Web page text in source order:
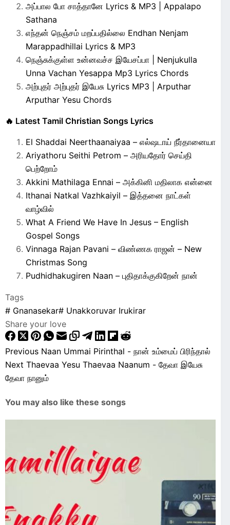
அப்பால போ சாத்தானே Lyrics & MP3 | Appalapo
Sathana
எந்தன் நெஞ்சம் மறப்பதில்லை Endhan Nenjam
Marappadhillai Lyrics & MP3
நெஞ்சுக்குள்ள உன்னவச்ச இயேசப்பா | Nenjukulla
Unna Vachan Yesappa Mp3 Lyrics Chords
அற்புதர் அற்புதர் இயேசு Lyrics MP3 | Arputhar
Arputhar Yesu Chords
🔥 Latest Tamil Christian Songs Lyrics
El Shaddai Neerthaanaiyaa – எல்ஷடாய் நீர்தானையா
Ariyathoru Seithi Petrom – அரியதோர் செய்தி
பெற்றோம்
Akkini Mathilaga Ennai – அக்கினி மதிலாக என்னை
Ithanai Natkal Vazhkaiyil – இத்தனை நாட்கள்
வாழ்வில்
What A Friend We Have In Jesus – English
Gospel Songs
Vinnaga Rajan Pavani – விண்ணக ராஜன் – New
Christmas Song
Pudhidhakugiren Naan – புதிதாக்குகிறேன் நான்
Tags
# Gnanasekar# Unakkoruvar Irukirar
Share your love
Previous Naan Ummai Pirinthal - நான் உம்மைப் பிரிந்தால்
Next Thaevaa Yesu Thaevaa Naanum - தேவா இயேசு
தேவா நானும்
You may also like these songs